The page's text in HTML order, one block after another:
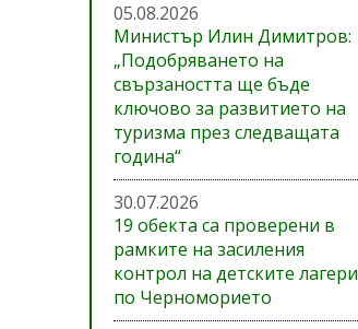
05.08.2026
Министър Илин Димитров:
„Подобряването на
свързаността ще бъде
ключово за развитието на
туризма през следващата
година“
30.07.2026
19 обекта са проверени в
рамките на засиления
контрол на детските лагери
по Черноморието